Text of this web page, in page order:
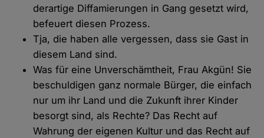
derartige Diffamierungen in Gang gesetzt wird,
befeuert diesen Prozess.
Tja, die haben alle vergessen, dass sie Gast in
diesem Land sind.
Was für eine Unverschämtheit, Frau Akgün! Sie
beschuldigen ganz normale Bürger, die einfach
nur um ihr Land und die Zukunft ihrer Kinder
besorgt sind, als Rechte? Das Recht auf
Wahrung der eigenen Kultur und das Recht auf